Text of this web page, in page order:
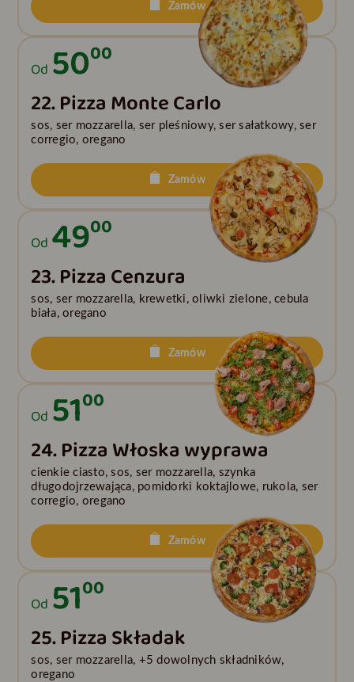
Zamów
Od 5000
22. Pizza Monte Carlo
sos, ser mozzarella, ser pleśniowy, ser sałatkowy, ser
corregio, oregano
Zamów
Od 4900
23. Pizza Cenzura
sos, ser mozzarella, krewetki, oliwki zielone, cebula
biała, oregano
Zamów
Od 5100
24. Pizza Włoska wyprawa
cienkie ciasto, sos, ser mozzarella, szynka
długodojrzewająca, pomidorki koktajlowe, rukola, ser
corregio, oregano
Zamów
Od 5100
25. Pizza Składak
sos, ser mozzarella, +5 dowolnych składników,
oregano